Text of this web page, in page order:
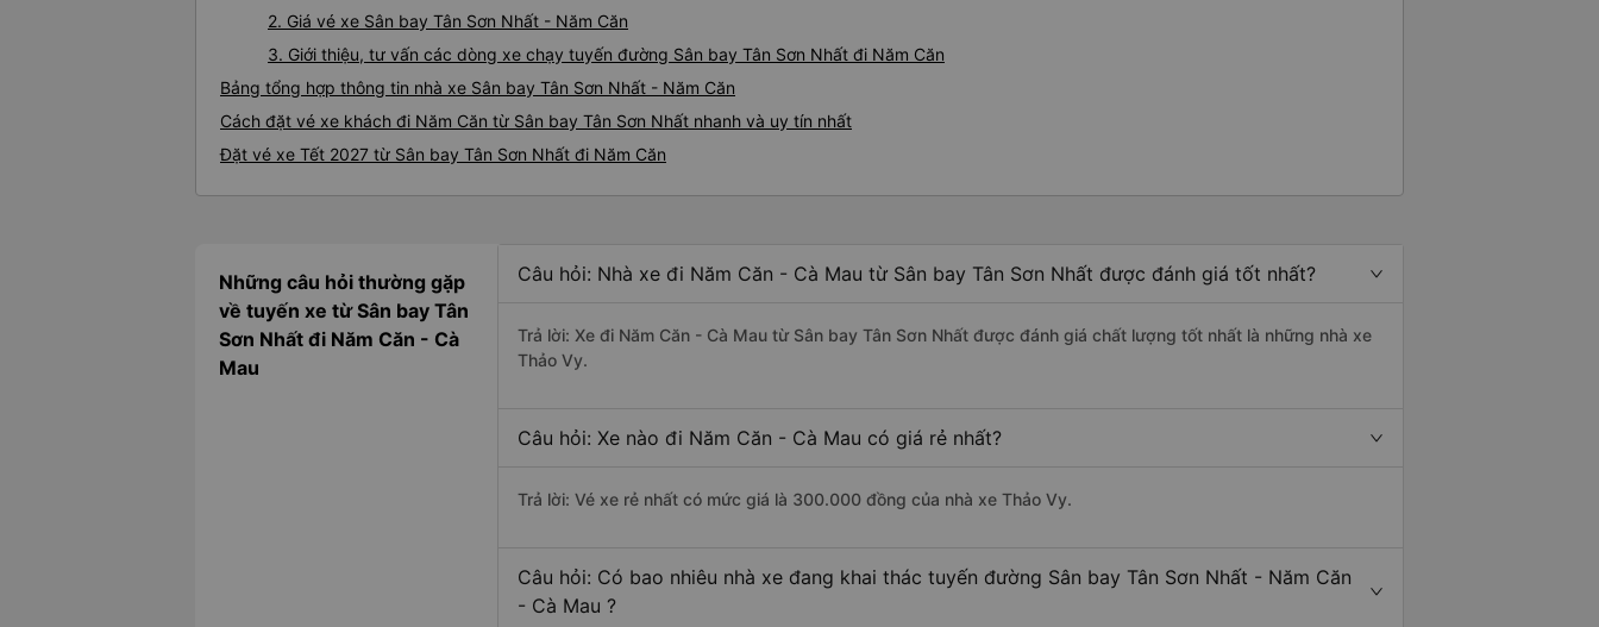
2. Giá vé xe Sân bay Tân Sơn Nhất - Năm Căn
3. Giới thiệu, tư vấn các dòng xe chạy tuyến đường Sân bay Tân Sơn Nhất đi Năm Căn
Bảng tổng hợp thông tin nhà xe Sân bay Tân Sơn Nhất - Năm Căn
Cách đặt vé xe khách đi Năm Căn từ Sân bay Tân Sơn Nhất nhanh và uy tín nhất
Đặt vé xe Tết 2027 từ Sân bay Tân Sơn Nhất đi Năm Căn
Những câu hỏi thường gặp
về tuyến xe từ Sân bay Tân
Sơn Nhất đi Năm Căn - Cà
Mau
Câu hỏi: Nhà xe đi Năm Căn - Cà Mau từ Sân bay Tân Sơn Nhất được đánh giá tốt nhất?
Trả lời: Xe đi Năm Căn - Cà Mau từ Sân bay Tân Sơn Nhất được đánh giá chất lượng tốt nhất là những nhà xe
Thảo Vy.
Câu hỏi: Xe nào đi Năm Căn - Cà Mau có giá rẻ nhất?
Trả lời: Vé xe rẻ nhất có mức giá là 300.000 đồng của nhà xe Thảo Vy.
Câu hỏi: Có bao nhiêu nhà xe đang khai thác tuyến đường Sân bay Tân Sơn Nhất - Năm Căn
- Cà Mau ?